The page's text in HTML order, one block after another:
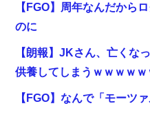
【FGO】周年なんだから
のに
【朗報】JKさん、亡くな
供養してしまうｗｗｗｗｗ
【FGO】なんで「モーツ